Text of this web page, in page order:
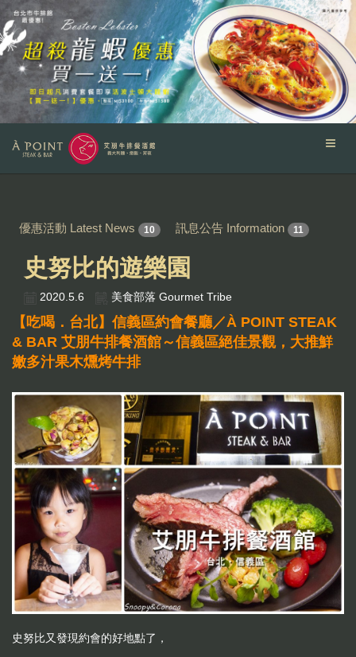
優惠活動 Latest News 10 訊息公告 Information 11
史努比的遊樂園
2020.5.6 美食部落 Gourmet Tribe
【吃喝．台北】信義區約會餐廳／À POINT STEAK
& BAR 艾朋牛排餐酒館～信義區絕佳景觀，大推鮮
嫩多汁果木燻烤牛排
史努比又發現約會的好地點了，